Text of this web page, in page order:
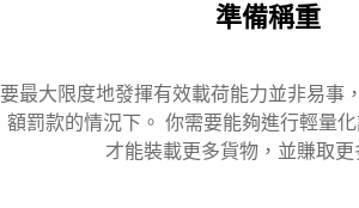
準備稱重
要最大限度地發揮有效載荷能力並非易事
額罰款的情況下。 你需要能夠進行輕量
才能裝載更多貨物，並賺取更